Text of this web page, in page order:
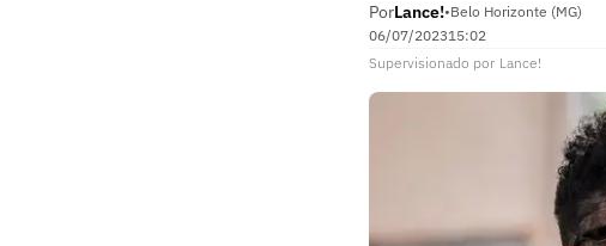
PorLance!•Belo Horizonte (MG)
06/07/202315:02
Supervisionado por Lance!